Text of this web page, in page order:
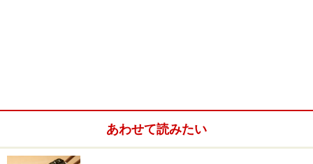
あわせて読みたい